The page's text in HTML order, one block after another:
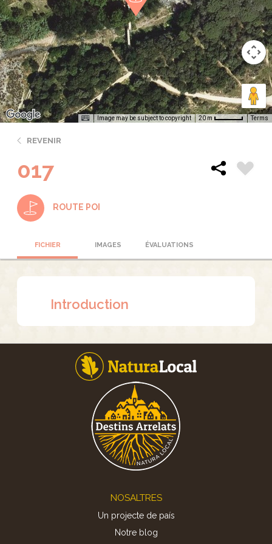
Image may be subject to copyright 20 m Terms
REVENIR
017
ROUTE POI
FICHIER IMAGES ÉVALUATIONS
Introduction
NOSALTRES
Un projecte de país
Notre blog